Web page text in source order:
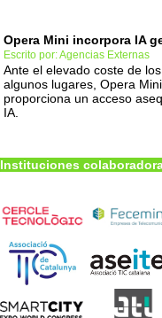
Opera Mini incorpora IA
Escrito por: Agencias Externas
Ante el elevado coste de
algunos lugares, Opera Mini
proporciona un acceso
IA.
Instituciones